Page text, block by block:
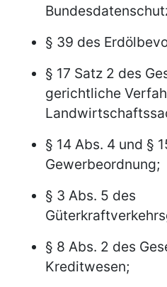
§ 39 des
§ 17 Satz 2 des
gerichtliche
§ 14 Abs. 4 und §
Gewerbeordnung;
§ 3 Abs. 5 des
§ 8 Abs. 2 des
Kreditwesen;